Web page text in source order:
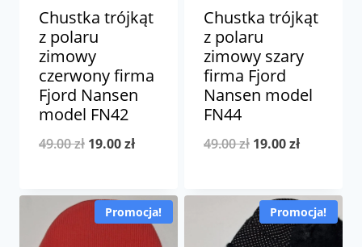
Chustka trójkąt
z polaru
zimowy
czerwony firma
Fjord Nansen
model FN42
49.00zł Pierwotna
wynosiła:
49.00 zł.
19.00złAktualna
wynosi:
19.00 zł.
Chustka trójkąt
z polaru
zimowy szary
firma Fjord
Nansen model
FN44
49.00zł Pierwotna
wynosiła:
49.00 zł.
19.00złAktualna
wynosi:
19.00 zł.
Promocja! Promocja!